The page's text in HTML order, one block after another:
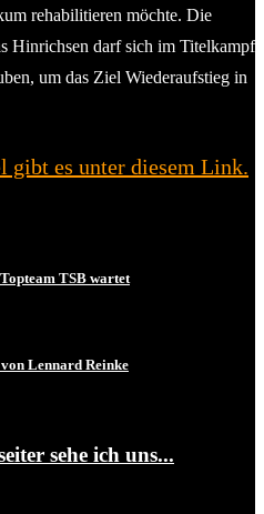
rehabilitieren möchte. Die
Hinrichsen darf sich im Titelkampf
um das Ziel Wiederaufstieg in
gibt es unter diesem Link.
TSB wartet
Lennard Reinke
sehe ich uns...